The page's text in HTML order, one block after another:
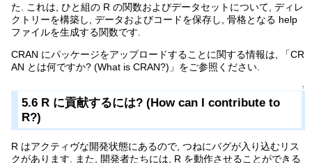
た. これは, ひと組の R の関数およびデータセットについて, ディレ
クトリーを構築し, データおよびコードを保存し, 骨格となる help
ファイルを生成する関数です.
CRAN にパッケージをアップロードすることに関する情報は, 「CR
AN とは何ですか? (What is CRAN?)」をご参照ください.
↑
5.6 R に貢献するには? (How can I contribute to
R?)
R はアクティヴな開発状態にあるので, つねにバグが入り込むリス
クがあります. また, 開発者たちには, R を動作させることができる